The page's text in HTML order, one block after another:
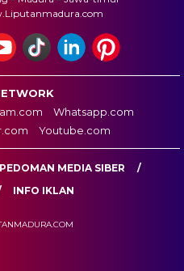
Whatsapp.com
Youtube.com
PEDOMAN MEDIA SIBER
INFO IKLAN